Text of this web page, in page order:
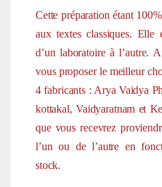
Cette préparation étant
aux textes classiques. Elle
d’un laboratoire à l’autre.
vous proposer le meilleur
4 fabricants : Arya Vaidya
kottakal, Vaidyaratnam et
que vous recevrez
l’un ou de l’autre en
stock.